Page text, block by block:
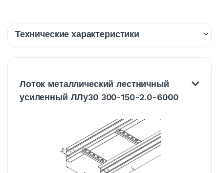
Технические характеристики
Описание
Лоток металлический лестничный
усиленный ЛЛу30 300-150-2.0-6000